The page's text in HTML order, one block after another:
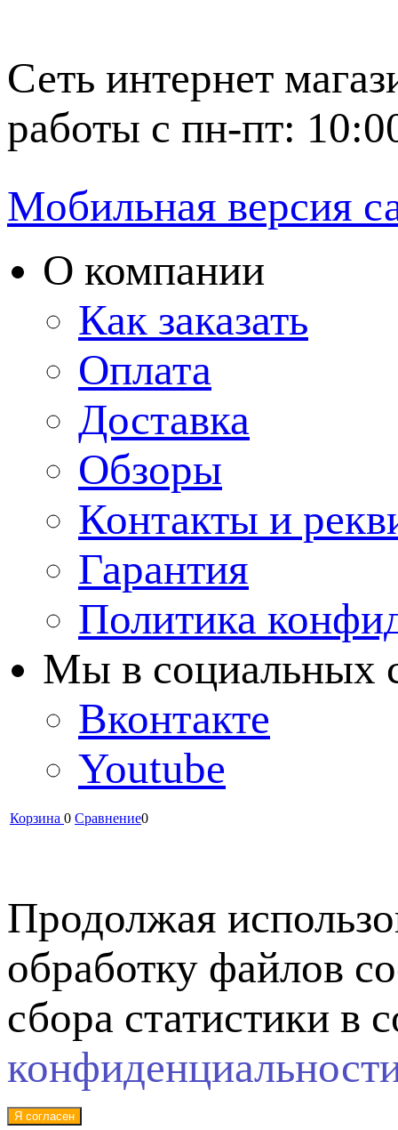
Сеть интернет
работы с пн-пт:
Мобильная версия
О компании
Как заказать
Оплата
Доставка
Обзоры
Контакты и
Гарантия
Политика
Мы в cоциальных
Вконтакте
Youtube
Корзина 0 Сравнение0
Продолжая
обработку файлов
сбора статистики в
Я согласен